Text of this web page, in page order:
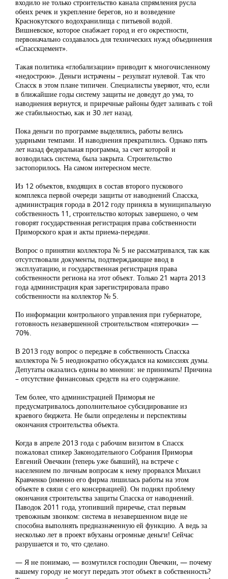
входило не только строительство канала спрямления русла
обеих речек и укрепление берегов, но и возведение
Краснокутского водохранилища с питьевой водой.
Вишневское, которое снабжает город и его окрестности,
первоначально создавалось для технических нужд объединения
«Спасскцемент».
Такая политика «глобализации» приводит к многочисленному
«недострою». Деньги истрачены – результат нулевой. Так что
Спасск в этом плане типичен. Специалисты уверяют, что, если
в ближайшие годы систему защиты не доведут до ума, то
наводнения вернутся, и приречные районы будет заливать с той
же стабильностью, как и 30 лет назад.
Пока деньги по программе выделялись, работы велись
ударными темпами. И наводнения прекратились. Однако пять
лет назад федеральная программа, за счет которой и
возводилась система, была закрыта. Строительство
застопорилось. На самом интересном месте.
Из 12 объектов, входящих в состав второго пускового
комплекса первой очереди защиты от наводнений Спасска,
администрация города в 2012 году приняла в муниципальную
собственность 11, строительство которых завершено, о чем
говорят государственная регистрация права собственности
Приморского края и акты приема-передачи.
Вопрос о принятии коллектора № 5 не рассматривался, так как
отсутствовали документы, подтверждающие ввод в
эксплуатацию, и государственная регистрация права
собственности региона на этот объект. Только 21 марта 2013
года администрация края зарегистрировала право
собственности на коллектор № 5.
По информации контрольного управления при губернаторе,
готовность незавершенной строительством «пятерочки» —
70%.
В 2013 году вопрос о передаче в собственность Спасска
коллектора № 5 неоднократно обсуждался на комиссиях думы.
Депутаты оказались едины во мнении: не принимать! Причина
– отсутствие финансовых средств на его содержание.
Тем более, что администрацией Приморья не
предусматривалось дополнительное субсидирование из
краевого бюджета. Не были определены и перспективы
окончания строительства объекта.
Когда в апреле 2013 года с рабочим визитом в Спасск
пожаловал спикер Законодательного Собрания Приморья
Евгений Овечкин (теперь уже бывший), на встрече с
населением по личным вопросам к нему прорвался Михаил
Кравченко (именно его фирма лишилась работы на этом
объекте в связи с его консервацией). Он поднял проблему
окончания строительства защиты Спасска от наводнений.
Паводок 2011 года, утопивший приречье, стал первым
тревожным звонком: система в незавершенном виде не
способна выполнять предназначенную ей функцию. А ведь за
несколько лет в проект вбуханы огромные деньги! Сейчас
разрушается и то, что сделано.
— Я не понимаю, — возмутился господин Овечкин, — почему
вашему городу не могут передать этот объект в собственность?